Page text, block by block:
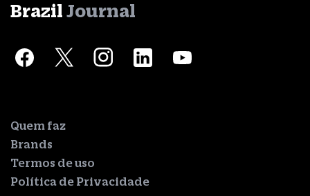
Brazil Journal
Quem faz
Brands
Termos de uso
Política de Privacidade